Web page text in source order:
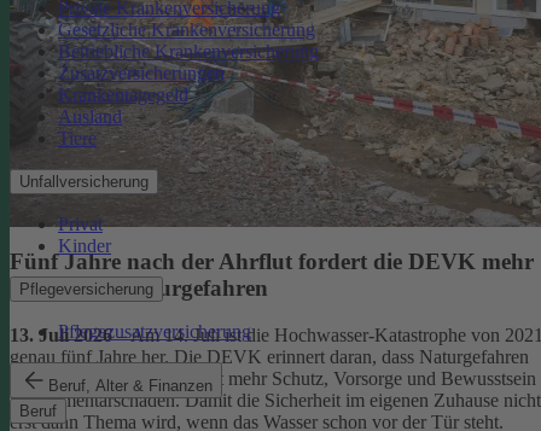
Private Krankenversicherung
Gesetzliche Krankenversicherung
Betriebliche Krankenversicherung
Zusatzversicherungen
Krankentagegeld
Ausland
Tiere
Unfallversicherung
Privat
Kinder
Pflegeversicherung
Pflegezusatzversicherung
Beruf, Alter & Finanzen
Beruf
Fünf Jahre nach der Ahrflut fordert die DEVK mehr
Schutz vor Naturgefahren
13. Juli 2026– Am 14. Juli ist die Hochwasser-Katastrophe von
genau fünf Jahre her. Die DEVK erinnert daran, dass Naturgefahren
überall drohen – und fordert mehr Schutz, Vorsorge und Bewusstsein
für Elementarschäden. Damit die Sicherheit im eigenen Zuhause nicht
erst dann Thema wird, wenn das Wasser schon vor der Tür steht.